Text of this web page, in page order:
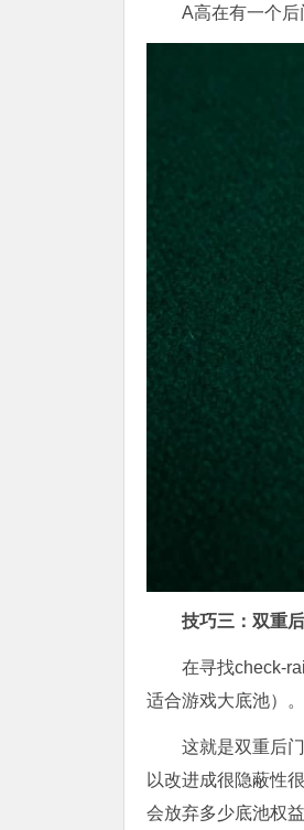
A高在有一个后
技巧三：双重
在寻找check-
适合游戏大底池）
这就是双重后
以改进成很隐蔽性
会放弃多少底池权益